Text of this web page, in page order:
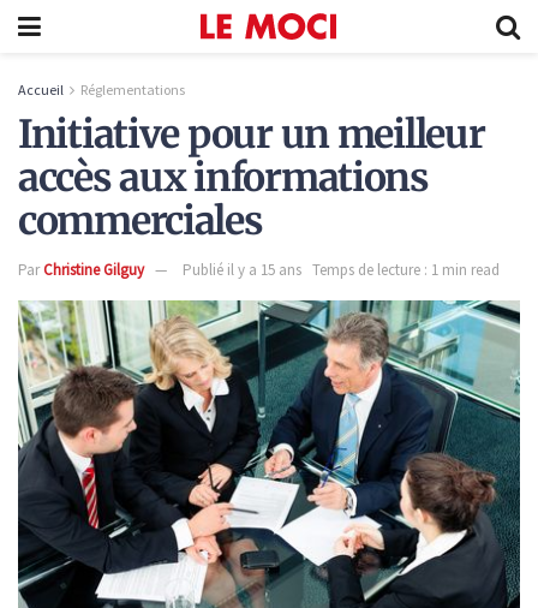
Accueil Réglementations
Initiative pour un meilleur
accès aux informations
commerciales
ParChristine Gilguy Publié il y a 15 ans Temps de lecture : 1 min read